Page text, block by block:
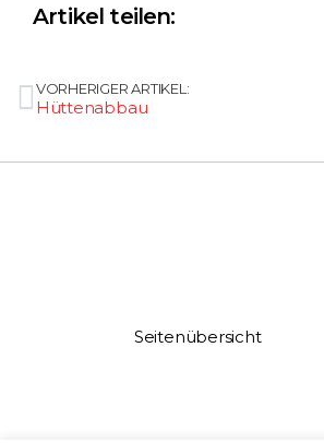
Artikel teilen:
VORHERIGER ARTIKEL:
Hüttenabbau
Seitenübersicht